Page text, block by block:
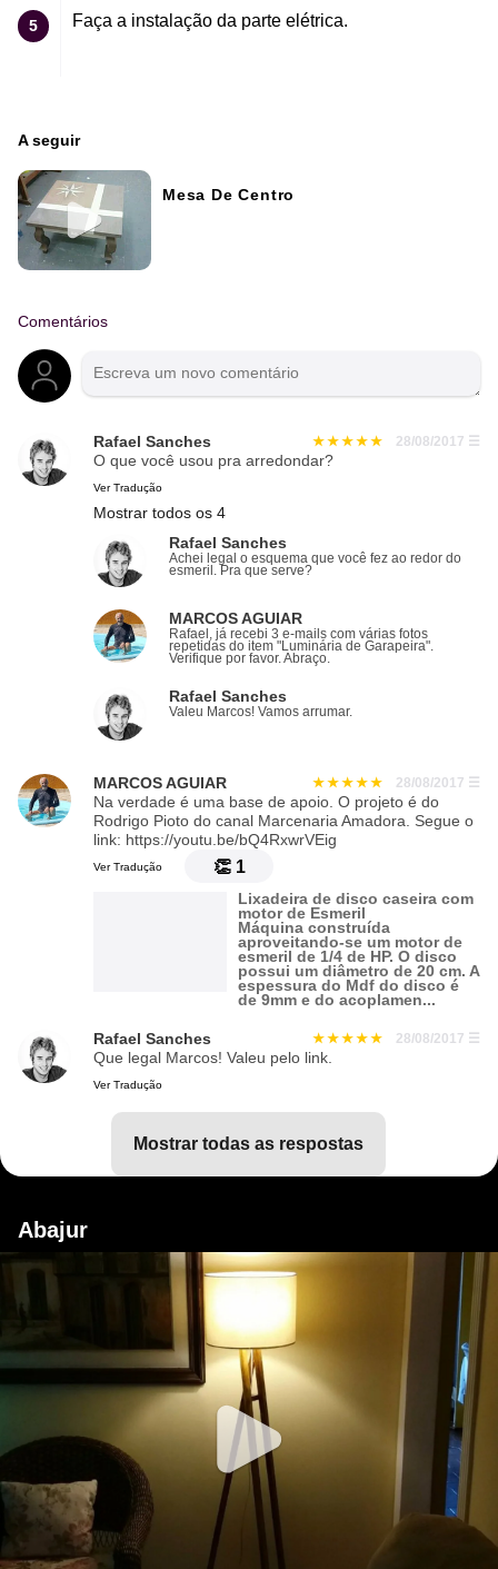
5 Faça a instalação da parte elétrica.
A seguir
Mesa De Centro
Comentários
Rafael Sanches 28/08/2017 ☰
O que você usou pra arredondar?
Ver Tradução
Mostrar todos os 4
Rafael Sanches
Achei legal o esquema que você fez ao redor do
esmeril. Pra que serve?
MARCOS AGUIAR
Rafael, já recebi 3 e-mails com várias fotos
repetidas do item "Luminária de Garapeira".
Verifique por favor. Abraço.
Rafael Sanches
Valeu Marcos! Vamos arrumar.
MARCOS AGUIAR 28/08/2017 ☰
Na verdade é uma base de apoio. O projeto é do
Rodrigo Pioto do canal Marcenaria Amadora. Segue o
link: https://youtu.be/bQ4RxwrVEig
Ver Tradução 👏 1
Lixadeira de disco caseira com
motor de Esmeril
Máquina construída
aproveitando-se um motor de
esmeril de 1/4 de HP. O disco
possui um diâmetro de 20 cm. A
espessura do Mdf do disco é
de 9mm e do acoplamen...
Rafael Sanches 28/08/2017 ☰
Que legal Marcos! Valeu pelo link.
Ver Tradução
mostrar todas as respostas
Abajur